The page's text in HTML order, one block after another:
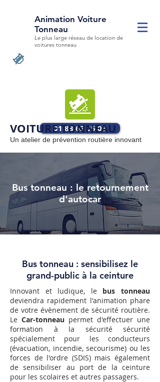
Animation Voiture
Tonneau
Le plus large réseau de location de
voitures tonneau
01 83 62 05 06
VOITURE TONNEAU
Un atelier de prévention routière innovant
Bus tonneau : le retournement
d'autocar
Bus tonneau : sensibilisez le
grand-public à la ceinture
Innovant et ludique, le bus tonneau
deviendra rapidement l'animation phare
de votre évènement de sécurité routière.
Le Car-tonneau permet d'effectuer une
formation à la sécurité sécurité
spécialement pour les conducteurs
(évacuation, incendie, secourisme) ou les
forces de l'ordre (SDIS) mais également
de sensibiliser au port de la ceinture
pour les scolaires et autres passagers.